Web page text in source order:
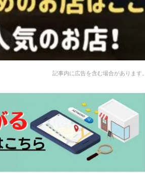
記事内に広告を含む場合があります。